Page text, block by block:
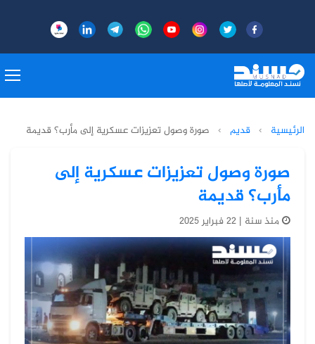
الرئيسية › قديم › صورة وصول تعزيزات عسكرية إلى مأرب؟ قديمة
صورة وصول تعزيزات عسكرية إلى
مأرب؟ قديمة
منذ سنة | 22 فبراير 2025